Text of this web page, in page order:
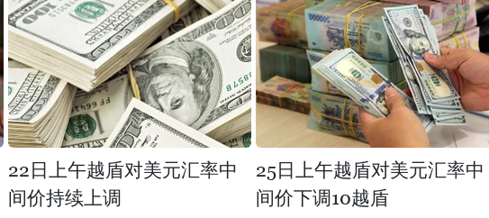
22日上午越盾对美元汇率中
间价持续上调
25日上午越盾对美元汇率中
间价下调10越盾